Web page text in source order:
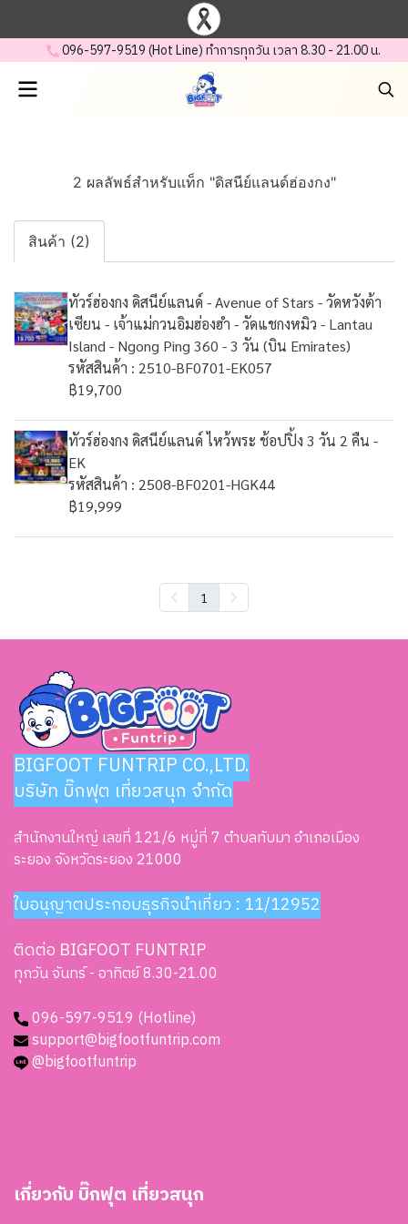
....... .096-597-95 19 (Hot Line) ทำการทุกวัน เวลา 8.30 - 21.00 น.
2 ผลลัพธ์สำหรับแท็ก "ดิสนีย์แลนด์ฮ่องกง"
สินค้า (2)
ทัวร์ฮ่องกง ดิสนีย์แลนด์ - Avenue of Stars - วัดหวังต้า
เซียน - เจ้าแม่กวนอิมฮ่องฮำ - วัดแชกงหมิว - Lantau
Island - Ngong Ping 360 - 3 วัน (บิน Emirates)
รหัสสินค้า : 2510-BF0701-EK057
฿19,700
ทัวร์ฮ่องกง ดิสนีย์แลนด์ ไหว้พระ ช้อปปิ้ง 3 วัน 2 คืน -
EK
รหัสสินค้า : 2508-BF0201-HGK44
฿19,999
1
BIGFOOT FUNTRIP CO.,LTD.
บริษัท บิ๊กฟุต เที่ยวสนุก จำกัด
สำนักงานใหญ่ เลขที่ 121/6 หมู่ที่ 7 ตำบลทับมา อำเภอเมือง
ระยอง จังหวัดระยอง 21000
ใบอนุญาตประกอบธุรกิจนำเที่ยว : 11/12952
ติดต่อ BIGFOOT FUNTRIP
ทุกวัน จันทร์ - อาทิตย์ 8.30-21.00
096-597-9519 (Hotline)
support@bigfootfuntrip.com
@bigfootfuntrip
เกี่ยวกับ บิ๊กฟุต เที่ยวสนุก